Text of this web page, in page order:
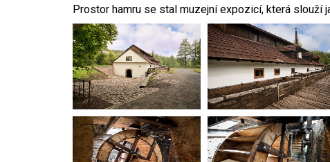
Prostor hamru se stal muzejní expozicí, která slouží